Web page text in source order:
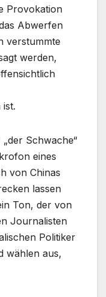
Provokation
Abwerfen
verstummte
werden,
ist.
Schwache“
eines
von Chinas
lassen
Ton, der von
Journalisten
Politiker
wählen aus,